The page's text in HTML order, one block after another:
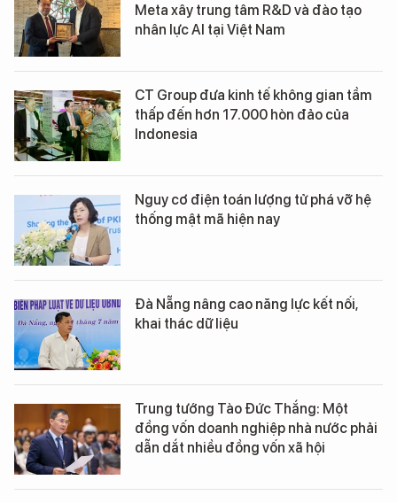
Meta xây trung tâm R&D và đào tạo
nhân lực AI tại Việt Nam
CT Group đưa kinh tế không gian tầm
thấp đến hơn 17.000 hòn đảo của
Indonesia
Nguy cơ điện toán lượng tử phá vỡ hệ
thống mật mã hiện nay
Đà Nẵng nâng cao năng lực kết nối,
khai thác dữ liệu
Trung tướng Tào Đức Thắng: Một
đồng vốn doanh nghiệp nhà nước phải
dẫn dắt nhiều đồng vốn xã hội